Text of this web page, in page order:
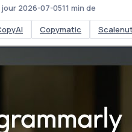
jour 2026-07-0511 min de
Copymatic